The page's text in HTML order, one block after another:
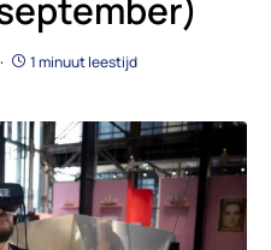
1 minuut leestijd